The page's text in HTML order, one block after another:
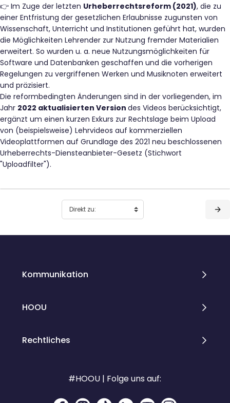
👉 Im Zuge der letzten Urheberrechtsreform (2021), die zu
einer Entfristung der gesetzlichen Erlaubnisse zugunsten von
Wissenschaft, Unterricht und Institutionen geführt hat, wurden
die Möglichkeiten Lehrender zur Nutzung fremder Materialien
erweitert. So wurden u. a. neue Nutzungsmöglichkeiten für
Software und Datenbanken geschaffen und die vorherigen
Regelungen zu vergriffenen Werken und Musiknoten erweitert
und präzisiert.
Die reformbedingten Änderungen sind in der vorliegenden, im
Jahr 2022 aktualisierten Version des Videos berücksichtigt,
ergänzt um einen kurzen Exkurs zur Rechtslage beim Upload
von (beispielsweise) Lehrvideos auf kommerziellen
Videoplattformen auf Grundlage des 2021 neu beschlossenen
Urheberrechts-Diensteanbieter-Gesetz (Stichwort
"Uploadfilter").
Kommunikation
HOOU
Rechtliches
#HOOU | Folge uns auf: